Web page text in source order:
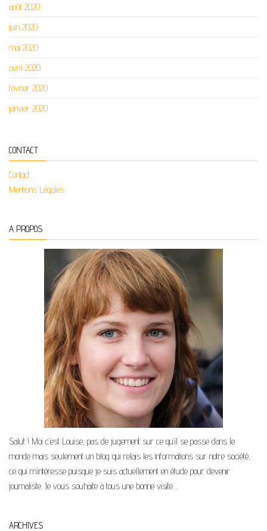
août 2020
juin 2020
mai 2020
avril 2020
février 2020
janvier 2020
CONTACT
Contact
Mentions Légales
A PROPOS
Salut ! Moi c’est Louise, pas de jugement sur ce qu’il se passe dans le
monde mais seulement un blog qui relais les informations sur notre société,
ce qui m’intéresse puisque je suis actuellement en étude pour devenir
journaliste. Je vous souhaite à tous une bonne visite…
ARCHIVES